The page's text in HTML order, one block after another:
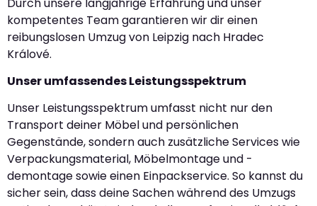
kompetentes Team garantieren wir dir einen
reibungslosen Umzug von Leipzig nach Hradec
Králové.
Unser umfassendes Leistungsspektrum
Unser Leistungsspektrum umfasst nicht nur den
Transport deiner Möbel und persönlichen
Gegenstände, sondern auch zusätzliche Services wie
Verpackungsmaterial, Möbelmontage und -
demontage sowie einen Einpackservice. So kannst du
sicher sein, dass deine Sachen während des Umzugs